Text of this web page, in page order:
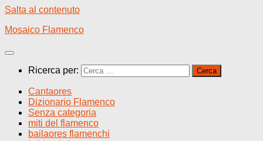
Salta al contenuto
Mosaico Flamenco
Ricerca per:
Cantaores
Dizionario Flamenco
Senza categoria
miti del flamenco
bailaores flamenchi